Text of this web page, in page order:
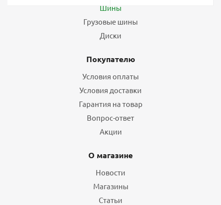
Шины
Грузовые шины
Диски
Покупателю
Условия оплаты
Условия доставки
Гарантия на товар
Вопрос-ответ
Акции
О магазине
Новости
Магазины
Статьи